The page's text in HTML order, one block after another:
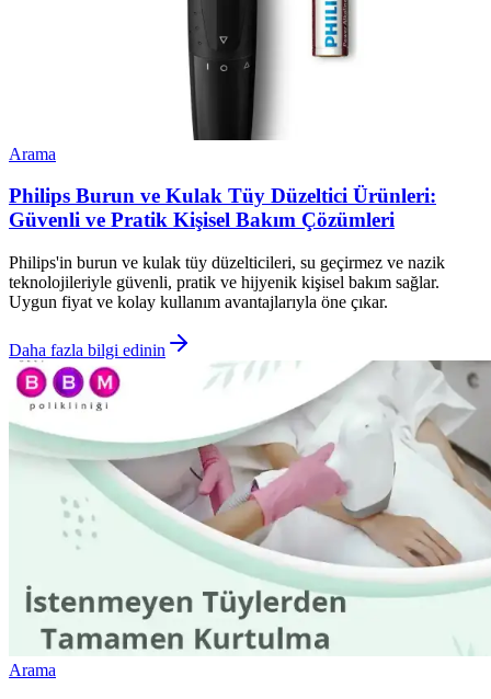
Arama
Philips Burun ve Kulak Tüy Düzeltici Ürünleri:
Güvenli ve Pratik Kişisel Bakım Çözümleri
Philips'in burun ve kulak tüy düzelticileri, su geçirmez ve nazik
teknolojileriyle güvenli, pratik ve hijyenik kişisel bakım sağlar.
Uygun fiyat ve kolay kullanım avantajlarıyla öne çıkar.
Daha fazla bilgi edinin
Arama